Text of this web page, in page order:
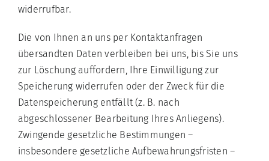
widerrufbar.
Die von Ihnen an uns per Kontaktanfragen
übersandten Daten verbleiben bei uns, bis Sie uns
zur Löschung auffordern, Ihre Einwilligung zur
Speicherung widerrufen oder der Zweck für die
Datenspeicherung entfällt (z. B. nach
abgeschlossener Bearbeitung Ihres Anliegens).
Zwingende gesetzliche Bestimmungen –
insbesondere gesetzliche Aufbewahrungsfristen –